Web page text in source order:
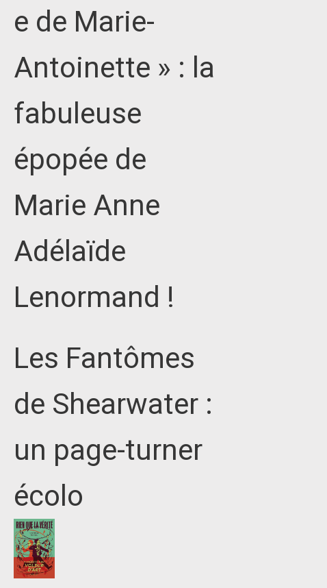
e de Marie-
Antoinette » : la
fabuleuse
épopée de
Marie Anne
Adélaïde
Lenormand !
Les Fantômes
de Shearwater :
un page-turner
écolo